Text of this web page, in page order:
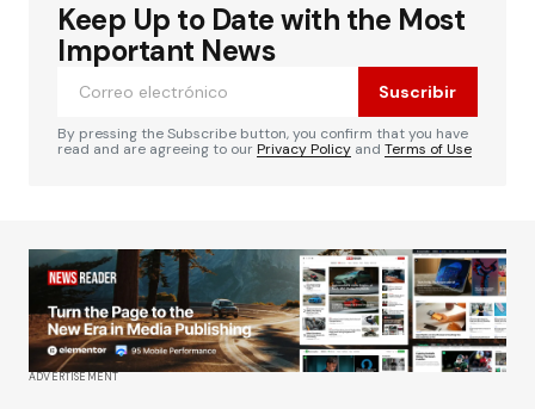
Keep Up to Date with the Most
Important News
Suscribir
By pressing the Subscribe button, you confirm that you have
read and are agreeing to ourPrivacy Policy and Terms of Use
ADVERTISEMENT